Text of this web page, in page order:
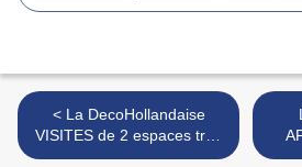
< La DecoHollandaise
VISITES de 2 espaces très
différents